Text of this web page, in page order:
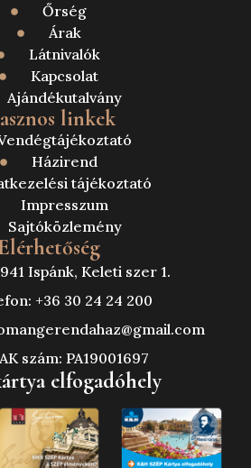
Őrség
Árak
Látnivalók
Kapcsolat
Ajándékutalvány
linkek
Házirend
tájékoztató
Impresszum
Sajtóközlemény
Ispánk, Keleti szer 1.
+36 30 24 24 200
szám: PA19001697
elfogadóhely